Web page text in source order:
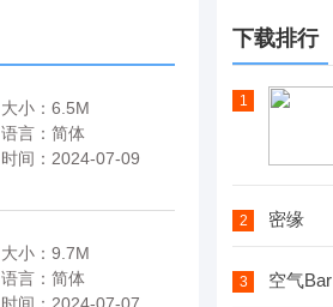
大小：6.5M
语言：简体
时间：2024-07-09
大小：9.7M
语言：简体
下载排行
1
2 密缘
3 空气Bar